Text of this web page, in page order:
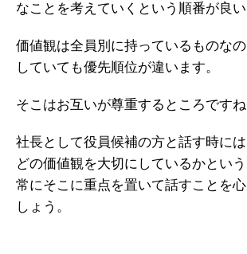
なことを考えていくという順番が良い
価値観は全員別に持っているものな
していても優先順位が違います。
そこはお互いが尊重するところですね
社長として役員候補の方と話す時に
どの価値観を大切にしているかという
常にそこに重点を置いて話すことを
しょう。